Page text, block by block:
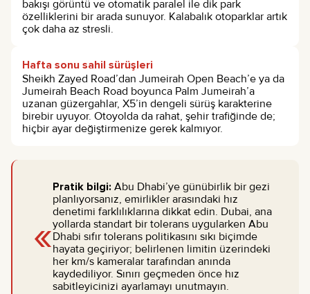
bakışı görüntü ve otomatik paralel ile dik park
özelliklerini bir arada sunuyor. Kalabalık otoparklar artık
çok daha az stresli.
Hafta sonu sahil sürüşleri
Sheikh Zayed Road’dan Jumeirah Open Beach’e ya da
Jumeirah Beach Road boyunca Palm Jumeirah’a
uzanan güzergahlar, X5’in dengeli sürüş karakterine
birebir uyuyor. Otoyolda da rahat, şehir trafiğinde de;
hiçbir ayar değiştirmenize gerek kalmıyor.
«
Pratik bilgi: Abu Dhabi’ye günübirlik bir gezi
planlıyorsanız, emirlikler arasındaki hız
denetimi farklılıklarına dikkat edin. Dubai, ana
yollarda standart bir tolerans uygularken Abu
Dhabi sıfır tolerans politikasını sıkı biçimde
hayata geçiriyor; belirlenen limitin üzerindeki
her km/s kameralar tarafından anında
kaydediliyor. Sınırı geçmeden önce hız
sabitleyicinizi ayarlamayı unutmayın.